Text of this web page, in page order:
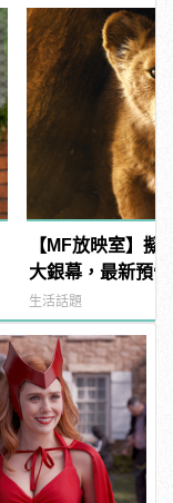
【MF放映室】擬
大銀幕，最新預
生活話題